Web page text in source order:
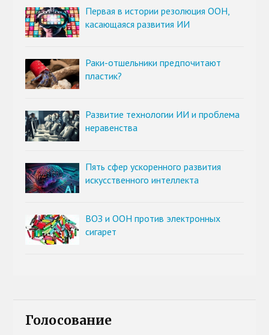
Первая в истории резолюция ООН,
касающаяся развития ИИ
Раки-отшельники предпочитают
пластик?
Развитие технологии ИИ и проблема
неравенства
Пять сфер ускоренного развития
искусственного интеллекта
ВОЗ и ООН против электронных
сигарет
Голосование